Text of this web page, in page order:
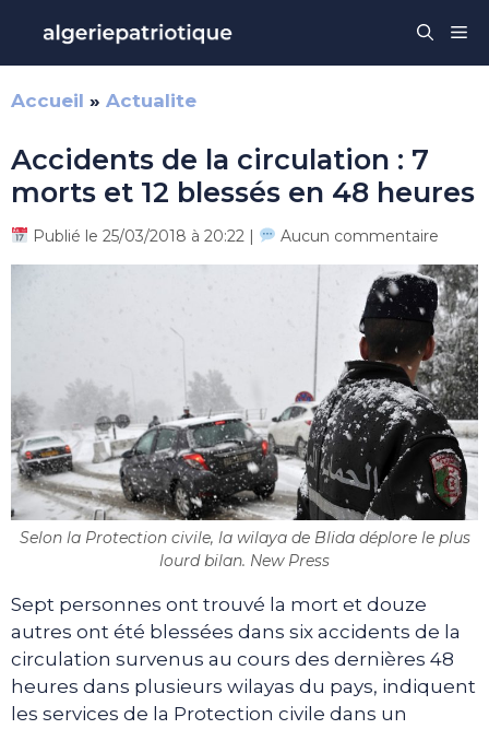
contenu
Accueil » Actualite
Accidents de la circulation : 7
morts et 12 blessés en 48 heures
Publié le 25/03/2018 à 20:22 | Aucun commentaire
Selon la Protection civile, la wilaya de Blida déplore le plus
lourd bilan. New Press
Sept personnes ont trouvé la mort et douze
autres ont été blessées dans six accidents de la
circulation survenus au cours des dernières 48
heures dans plusieurs wilayas du pays, indiquent
les services de la Protection civile dans un